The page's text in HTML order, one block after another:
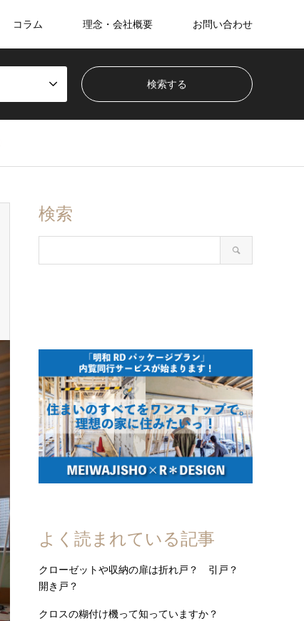
コラム 理念・会社概要 お問い合わせ
検索
よく読まれている記事
クローゼットや収納の扉は折れ戸？ 引戸？
開き戸？
クロスの糊付け機って知っていますか？